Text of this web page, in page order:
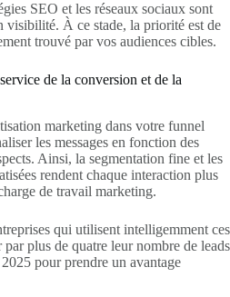
SEO et les réseaux sociaux sont
visibilité. À ce stade, la priorité est de
trouvé par vos audiences cibles.
de la conversion et de la
marketing dans votre funnel
les messages en fonction des
Ainsi, la segmentation fine et les
rendent chaque interaction plus
de travail marketing.
qui utilisent intelligemment ces
plus de quatre leur nombre de leads
pour prendre un avantage